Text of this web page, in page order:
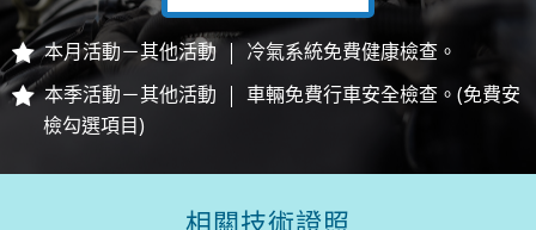
本月活動－其他活動
冷氣系統免費健康檢查。
本季活動－其他活動
車輛免費行車安全檢查。(免費安
檢勾選項目)
相關技術證照